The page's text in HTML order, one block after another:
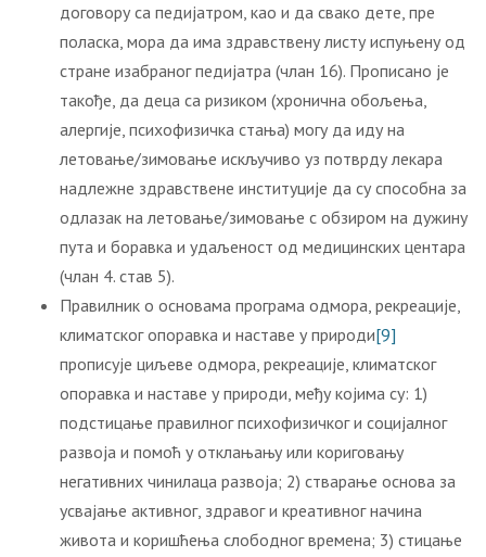
договору са педијатром, као и да свако дете, пре
поласка, мора да има здравствену листу испуњену од
стране изабраног педијатра (члан 16). Прописано је
такође, да деца са ризиком (хронична обољења,
алергије, психофизичка стања) могу да иду на
летовање/зимовање искључиво уз потврду лекара
надлежне здравствене институције да су способна за
одлазак на летовање/зимовање с обзиром на дужину
пута и боравка и удаљеност од медицинских центара
(члан 4. став 5).
Правилник о основама програма одмора, рекреације,
климатског опоравка и наставе у природи[9]
прописује циљеве одмора, рекреације, климатског
опоравка и наставе у природи, међу којима су: 1)
подстицање правилног психофизичког и социјалног
развоја и помоћ у отклањању или кориговању
негативних чинилаца развоја; 2) стварање основа за
усвајање активног, здравог и креативног начина
живота и коришћења слободног времена; 3) стицање